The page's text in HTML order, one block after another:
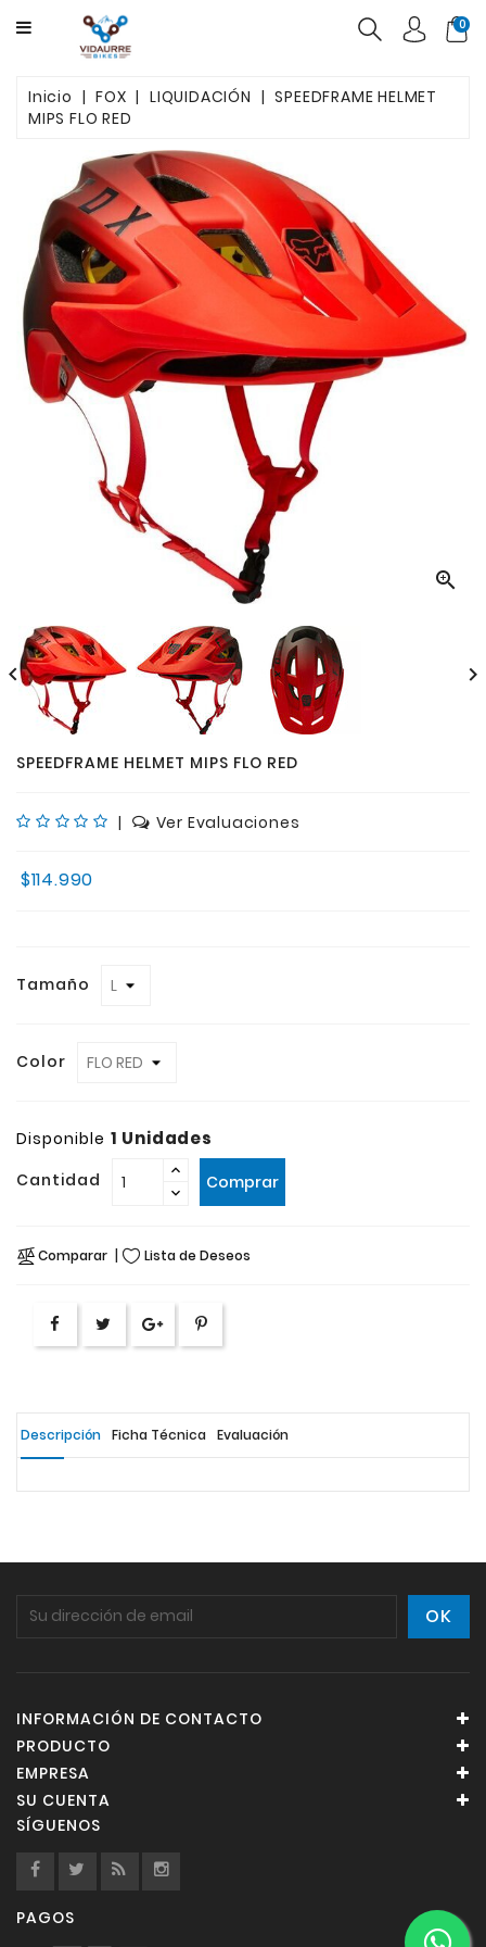
CATEGORY
PRODUCTOS
USADAS
OFERTAS
0
Inicio FOX LIQUIDACIÓN
SPEEDFRAME HELMET
MIPS FLO RED

 
SPEEDFRAME HELMET MIPS FLO RED
| Ver Evaluaciones
$114.990
Tamaño
Color
Disponible 1 Unidades
Cantidad Comprar
Comparar Lista de Deseos
Descripción Ficha Técnica Evaluación
INFORMACIÓN DE CONTACTO
PRODUCTO
EMPRESA
SU CUENTA
SÍGUENOS
PAGOS